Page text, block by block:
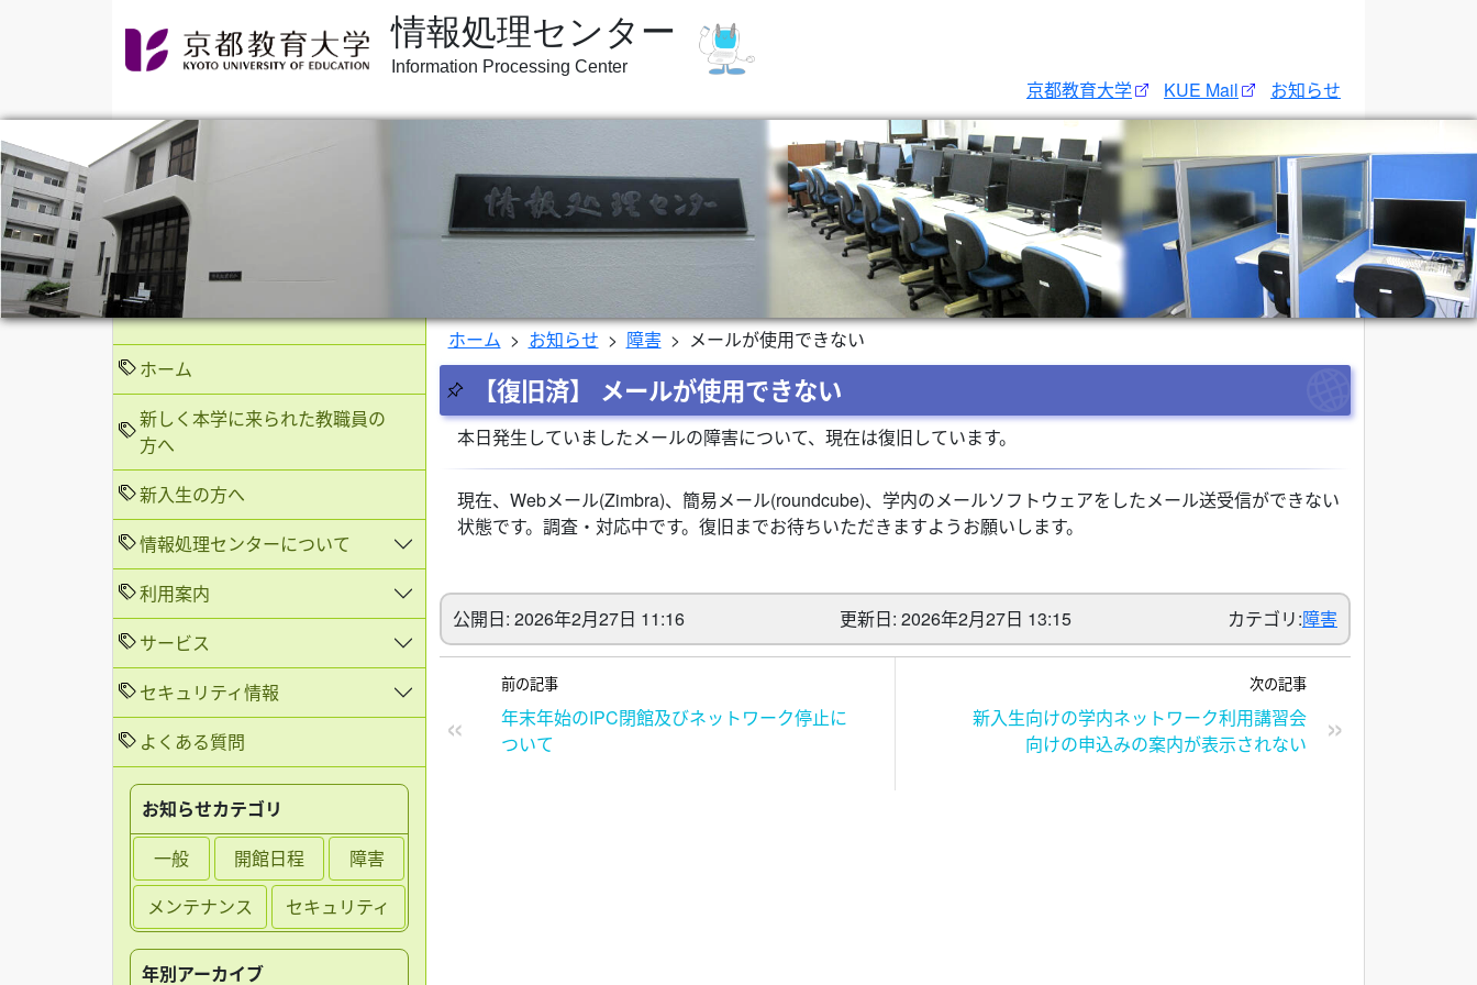
情報処理センター
Information Processing Center
京都教育大学 KUE Mail お知らせ
ホーム
新しく本学に来られた教職員の
方へ
新入生の方へ
情報処理センターについて
利用案内
サービス
セキュリティ情報
よくある質問
お知らせカテゴリ
一般
開館日程
障害
メンテナンス
セキュリティ
年別アーカイブ
ホーム お知らせ 障害 メールが使用できない
【復旧済】 メールが使用できない
本日発生していましたメールの障害について、現在は復旧しています。
現在、Webメール(Zimbra)、簡易メール(roundcube)、学内のメールソフトウェアをしたメール送受信ができない
状態です。調査・対応中です。復旧までお待ちいただきますようお願いします。
公開日: 2026年2月27日 11:16 更新日: 2026年2月27日 13:15 カテゴリ:障害
前の記事
年末年始のIPC閉館及びネットワーク停止に
ついて
次の記事
新入生向けの学内ネットワーク利用講習会
向けの申込みの案内が表示されない